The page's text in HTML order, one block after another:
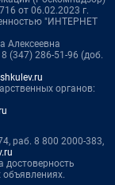
от 06.02.2023 г.
"ИНТЕРНЕТ
Алексеевна
(347) 286-51-96 (доб.
органов:
раб. 8 800 2000-383,
достоверность